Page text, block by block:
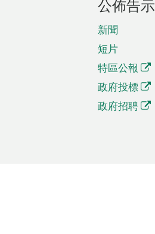
公佈告示
新聞
短片
特區公報
政府投標
政府招聘